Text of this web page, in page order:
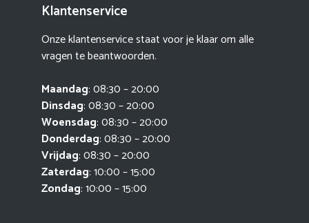
Klantenservice
Onze klantenservice staat voor je klaar om alle
vragen te beantwoorden.
Maandag: 08:30 – 20:00
Dinsdag: 08:30 – 20:00
Woensdag: 08:30 – 20:00
Donderdag: 08:30 – 20:00
Vrijdag: 08:30 – 20:00
Zaterdag: 10:00 – 15:00
Zondag: 10:00 – 15:00